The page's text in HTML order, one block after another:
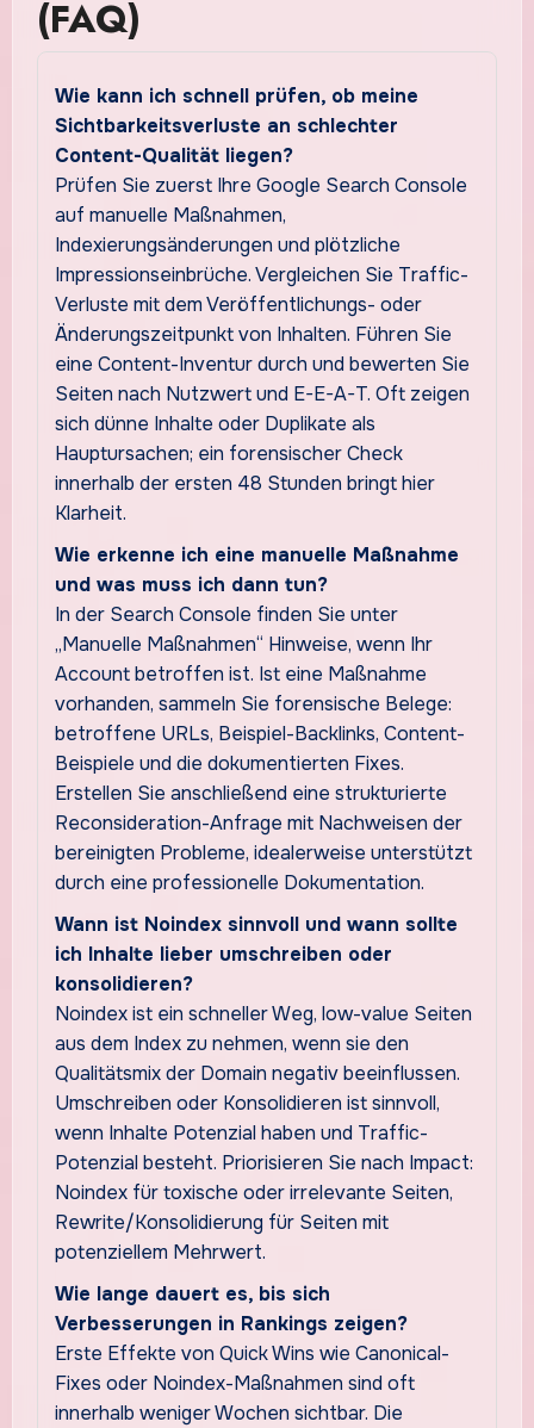
(FAQ)
Wie kann ich schnell prüfen, ob meine
Sichtbarkeitsverluste an schlechter
Content-Qualität liegen?
Prüfen Sie zuerst Ihre Google Search Console
auf manuelle Maßnahmen,
Indexierungsänderungen und plötzliche
Impressionseinbrüche. Vergleichen Sie Traffic-
Verluste mit dem Veröffentlichungs- oder
Änderungszeitpunkt von Inhalten. Führen Sie
eine Content-Inventur durch und bewerten Sie
Seiten nach Nutzwert und E-E-A-T. Oft zeigen
sich dünne Inhalte oder Duplikate als
Hauptursachen; ein forensischer Check
innerhalb der ersten 48 Stunden bringt hier
Klarheit.
Wie erkenne ich eine manuelle Maßnahme
und was muss ich dann tun?
In der Search Console finden Sie unter
„Manuelle Maßnahmen“ Hinweise, wenn Ihr
Account betroffen ist. Ist eine Maßnahme
vorhanden, sammeln Sie forensische Belege:
betroffene URLs, Beispiel-Backlinks, Content-
Beispiele und die dokumentierten Fixes.
Erstellen Sie anschließend eine strukturierte
Reconsideration-Anfrage mit Nachweisen der
bereinigten Probleme, idealerweise unterstützt
durch eine professionelle Dokumentation.
Wann ist Noindex sinnvoll und wann sollte
ich Inhalte lieber umschreiben oder
konsolidieren?
Noindex ist ein schneller Weg, low-value Seiten
aus dem Index zu nehmen, wenn sie den
Qualitätsmix der Domain negativ beeinflussen.
Umschreiben oder Konsolidieren ist sinnvoll,
wenn Inhalte Potenzial haben und Traffic-
Potenzial besteht. Priorisieren Sie nach Impact:
Noindex für toxische oder irrelevante Seiten,
Rewrite/Konsolidierung für Seiten mit
potenziellem Mehrwert.
Wie lange dauert es, bis sich
Verbesserungen in Rankings zeigen?
Erste Effekte von Quick Wins wie Canonical-
Fixes oder Noindex-Maßnahmen sind oft
innerhalb weniger Wochen sichtbar. Die